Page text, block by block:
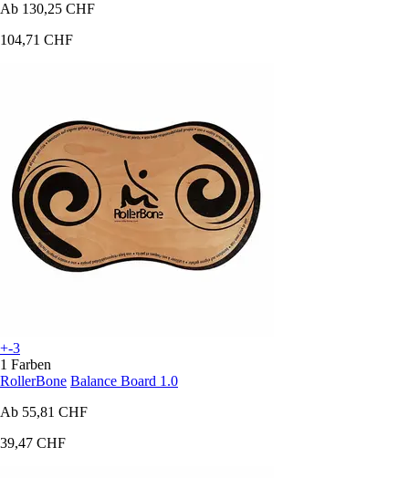
Ab 130,25 CHF
104,71 CHF
+-3
1 Farben
RollerBone Balance Board 1.0
Ab 55,81 CHF
39,47 CHF